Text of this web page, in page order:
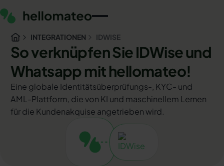
INTEGRATIONEN IDWISE
So verknüpfen Sie IDWise und
Whatsapp mit hellomateo!
Eine globale Identitätsüberprüfungs-, KYC- und
AML-Plattform, die von KI und maschinellem Lernen
für die Kundenakquise angetrieben wird.